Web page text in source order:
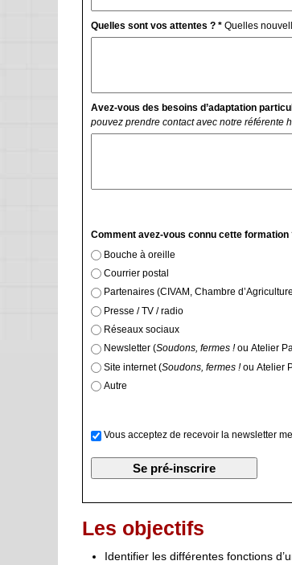
Quelles sont vos attentes ? *Quelles
Avez-vous des besoins d’adaptation
pouvez prendre contact avec notre référente
Comment avez-vous connu cette formation
Bouche à oreille
Courrier postal
Partenaires (CIVAM, Chambre
Presse / TV / radio
Réseaux sociaux
Newsletter (Soudons, fermes !ou Atelier
Site internet (Soudons, fermes !ou Atelier
Autre
Vous acceptez de recevoir la newsletter
Les objectifs
Identifier les différentes fonctions